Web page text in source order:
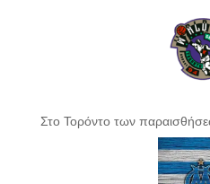
Στο Τορόντο των